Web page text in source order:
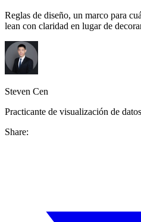
Reglas de diseño, un marco para
lean con claridad en lugar de
Steven Cen
Practicante de visualización de datos
Share: